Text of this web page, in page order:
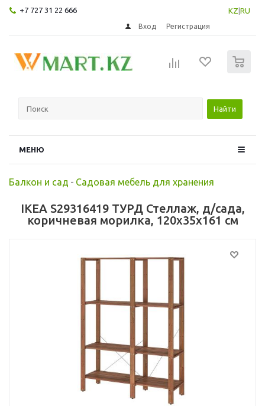
+7 727 31 22 666 KZ RU
Вход Регистрация
Найти
МЕНЮ
Балкон и сад - Садовая мебель для хранения
IKEA S29316419 ТУРД Стеллаж, д/сада,
коричневая морилка, 120x35x161 см